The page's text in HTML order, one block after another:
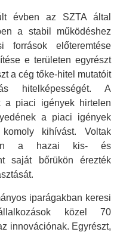
évben az SZTA által
a stabil működéshez
források előteremtése
e területen egyrészt
a cég tőke-hitel mutatóit
hitelképességét. A
a piaci igények hirtelen
a piaci igények
kihívást. Voltak
a hazai kis- és
saját bőrükön érezték
iparágakban keresi
közel 70
innovációnak. Egyrészt,